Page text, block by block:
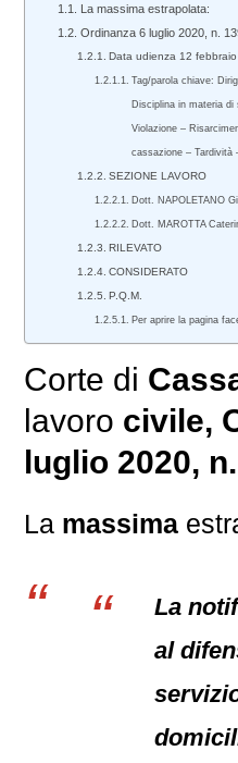
La massima estrapolata:
Ordinanza 6 luglio 2020, n.
Data udienza 12
Tag/parola chiave:
Disciplina in materia
Violazione –
cassazione – Tardività
SEZIONE LAVORO
Dott. NAPOLETANO
Dott. MAROTTA
RILEVATO
CONSIDERATO
P.Q.M.
Per aprire la pagina
Corte di
lavoro civile,
luglio 2020,
La massima
La
al